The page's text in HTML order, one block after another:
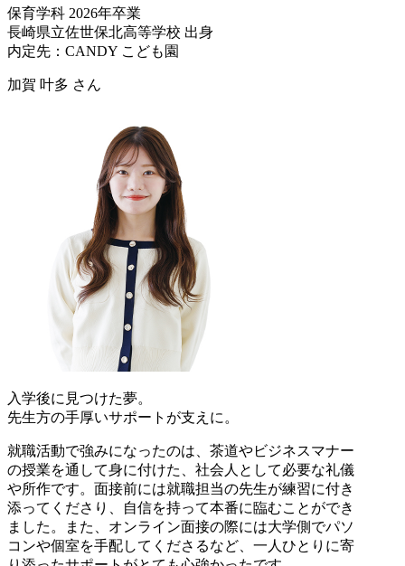
保育学科 2026年卒業
長崎県立佐世保北高等学校 出身
内定先：CANDY こども園
加賀 叶多 さん
入学後に見つけた夢。
先生方の手厚いサポートが支えに。
就職活動で強みになったのは、茶道やビジネスマナー
の授業を通して身に付けた、社会人として必要な礼儀
や所作です。面接前には就職担当の先生が練習に付き
添ってくださり、自信を持って本番に臨むことができ
ました。また、オンライン面接の際には大学側でパソ
コンや個室を手配してくださるなど、一人ひとりに寄